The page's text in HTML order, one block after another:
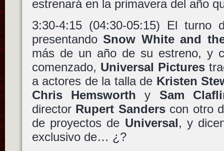
estrenará en la primavera del año
3:30-4:15 (04:30-05:15) El turno
presentandoSnow White and
más de un año de su estreno, y
comenzado, Universal Pictures
a actores de la talla de Kristen
Chris Hemsworth y Sam
director Rupert Sanderscon otro
de proyectos de Universal, y
exclusivo de… ¿?